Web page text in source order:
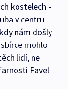
kostelech -
v centru
nám došly
mohlo
lidí, ne
Pavel